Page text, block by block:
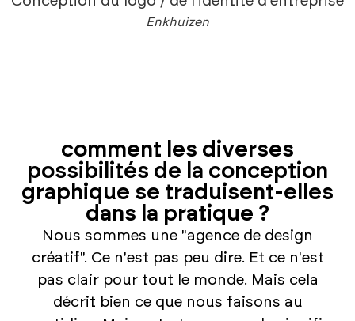
Enkhuizen
comment les diverses
possibilités de la conception
graphique se traduisent-elles
dans la pratique ?
Nous sommes une "agence de design
créatif". Ce n'est pas peu dire. Et ce n'est
pas clair pour tout le monde. Mais cela
décrit bien ce que nous faisons au